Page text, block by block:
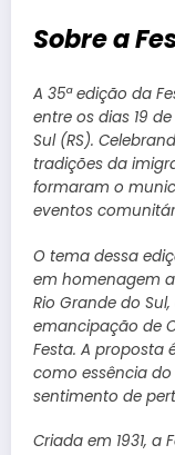
Sobre a
A 35ª edição da
entre os dias 19
Sul (RS).
tradições da
formaram o
eventos
O tema dessa
em homenagem
Rio Grande do
emancipação de
Festa. A proposta
como essência
sentimento de
Criada em 1931, a